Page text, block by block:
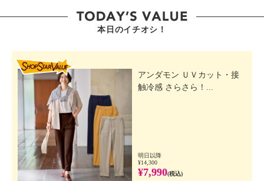
本日のイチオシ！
アンダモン ＵＶカット・接
触冷感 さらさら！...
明日以降
¥14,300
¥7,990(税込)